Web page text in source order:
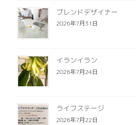
ブレンドデザイナー
2026年7月31日
イランイラン
2026年7月24日
ライフステージ
2026年7月22日